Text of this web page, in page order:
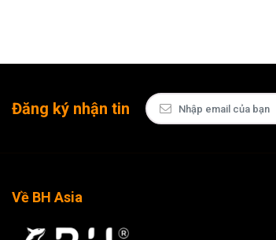
Đăng ký nhận tin
Về BH Asia